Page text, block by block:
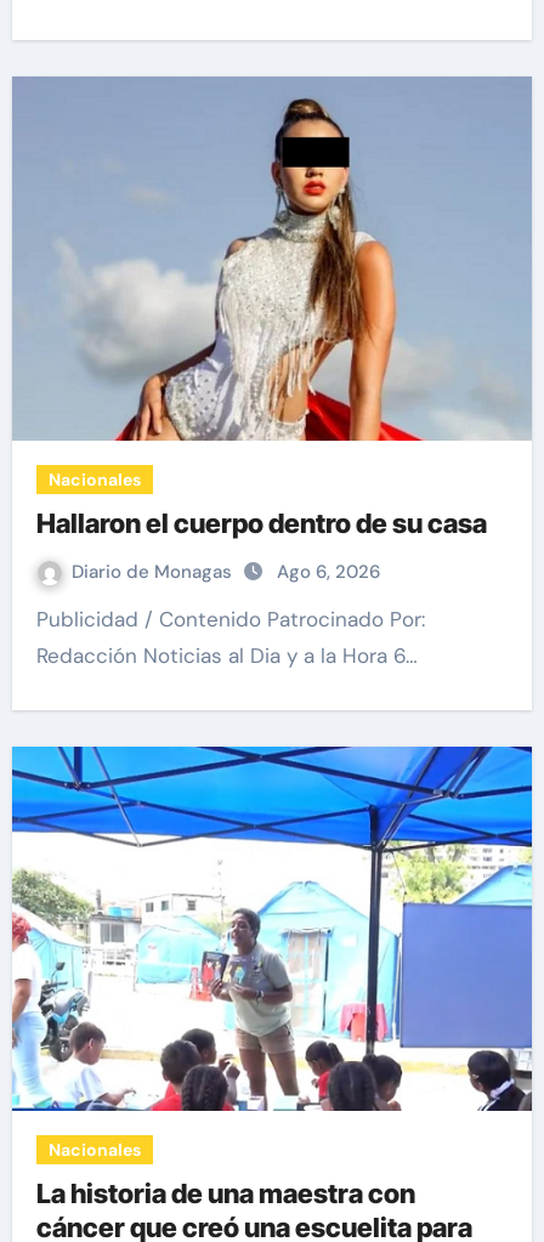
Nacionales
Hallaron el cuerpo dentro de su casa
Diario de Monagas Ago 6, 2026
Publicidad / Contenido Patrocinado Por:
Redacción Noticias al Dia y a la Hora 6…
Nacionales
La historia de una maestra con
cáncer que creó una escuelita para